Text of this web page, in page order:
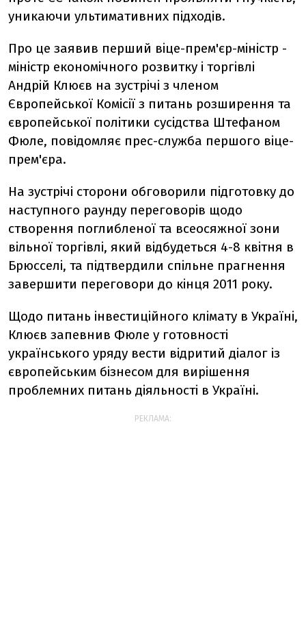
уникаючи ультимативних пiдходiв.
Про це заявив перший вiце-прем'єр-мiнiстр -
мiнiстр економiчного розвитку i торгiвлi
Андрiй Клюєв на зустрiчi з членом
Європейської Комiсiї з питань розширення та
європейської полiтики сусiдства Штефаном
Фюле, повідомляє прес-служба першого вiце-
прем'єра.
На зустрічі сторони обговорили пiдготовку до
наступного раунду переговорiв щодо
створення поглибленої та всеосяжної зони
вiльної торгiвлi, який вiдбудеться 4-8 квiтня в
Брюсселi, та пiдтвердили спiльне прагнення
завершити переговори до кiнця 2011 року.
Щодо питань iнвестицiйного клiмату в Українi,
Клюєв запевнив Фюле у готовностi
українського уряду вести вiдритий дiалог iз
європейським бiзнесом для вирiшення
проблемних питань дiяльностi в Українi.
РЕКЛАМА: